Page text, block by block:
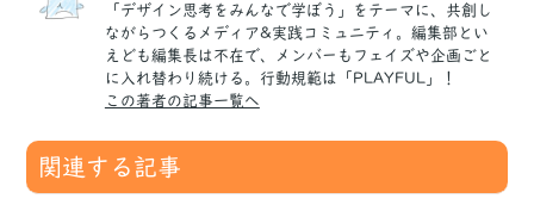
「デザイン思考をみんなで学ぼう」をテーマに、共創し
ながらつくるメディア&実践コミュニティ。編集部とい
えども編集長は不在で、メンバーもフェイズや企画ごと
に入れ替わり続ける。行動規範は「PLAYFUL」！
この著者の記事一覧へ
関連する記事